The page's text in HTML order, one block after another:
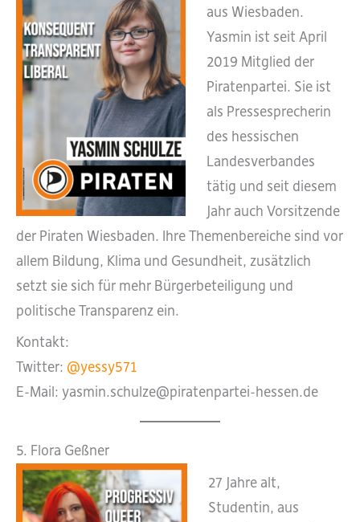
aus Wiesbaden.
Yasmin ist seit April
2019 Mitglied der
Piratenpartei. Sie ist
als Pressesprecherin
des hessischen
Landesverbandes
tätig und seit diesem
Jahr auch Vorsitzende
der Piraten Wiesbaden. Ihre Themenbereiche sind vor
allem Bildung, Klima und Gesundheit, zusätzlich
setzt sie sich für mehr Bürgerbeteiligung und
politische Transparenz ein.
Kontakt:
Twitter: @yessy571
E-Mail: yasmin.schulze@piratenpartei-hessen.de
5. Flora Geßner
27 Jahre alt,
Studentin, aus